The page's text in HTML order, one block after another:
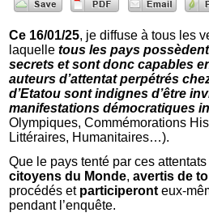
Ce 16/01/25, je diffuse à tous les
laquelletous les pays
secrets et sont donc capables
auteurs d’attentat perpétrés
d’Etatou sont indignes d’être
manifestations démocratiques
Olympiques, Commémorations
Littéraires, Humanitaires…).
Que le pays tenté par ces
citoyens du Monde,avertis de
procédés et participeronteux-
pendant l’enquête.